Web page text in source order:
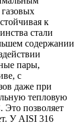
к
стали
содержании
пары,
с
даже при
тепловую
Это позволяет
У AISI 316